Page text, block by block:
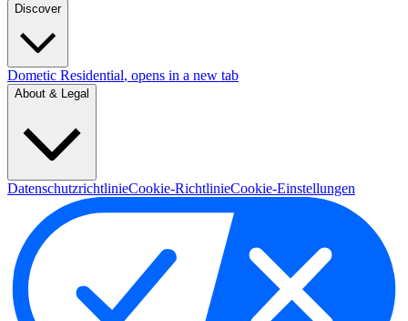
Discover
Dometic Residential, opens in a new tab
About & Legal
DatenschutzrichtlinieCookie-RichtlinieCookie-Einstellungen